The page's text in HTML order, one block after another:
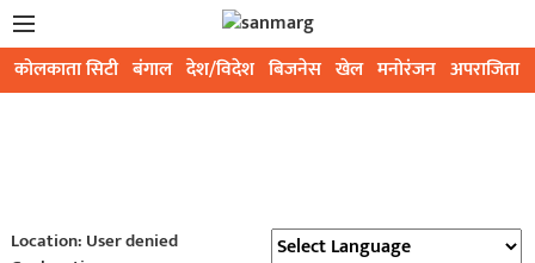
कोलकाता सिटी बंगाल देश/विदेश बिजनेस खेल मनोरंजन अपराजिता
Location: User denied